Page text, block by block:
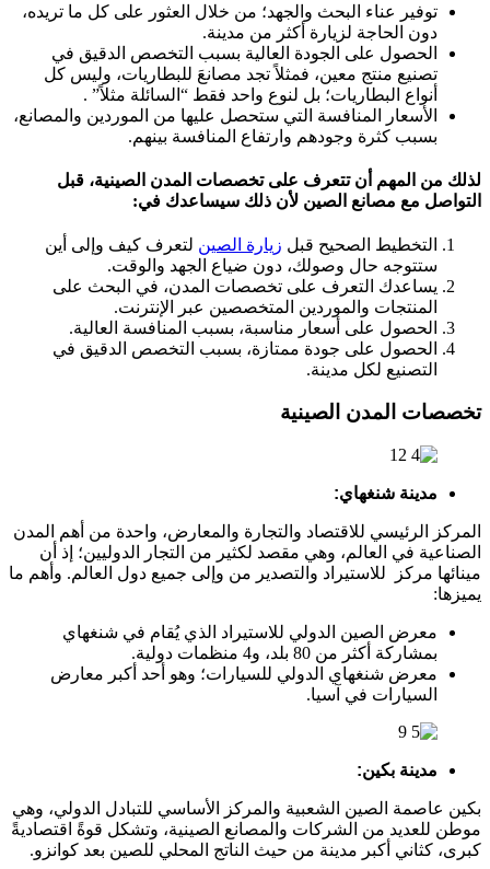
توفير عناء البحث والجهد؛ من خلال العثور على كل ما تريده،
دون الحاجة لزيارة أكثر من مدينة.
الحصول على الجودة العالية بسبب التخصص الدقيق في
تصنيع منتج معين، فمثلاً تجد مصانعَ للبطاريات، وليس كل
أنواع البطاريات؛ بل لنوع واحد فقط “السائلة مثلاً” .
الأسعار المنافسة التي ستحصل عليها من الموردين والمصانع،
بسبب كثرة وجودهم وارتفاع المنافسة بينهم.
لذلك من المهم أن تتعرف على تخصصات المدن الصينية، قبل
التواصل مع مصانع الصين لأن ذلك سيساعدك في:
التخطيط الصحيح قبل زيارة الصين لتعرف كيف وإلى أين
ستتوجه حال وصولك، دون ضياع الجهد والوقت.
يساعدك التعرف على تخصصات المدن، في البحث على
المنتجات والموردين المتخصصين عبر الإنترنت.
الحصول على أسعار مناسبة، بسبب المنافسة العالية.
الحصول على جودة ممتازة، بسبب التخصص الدقيق في
التصنيع لكل مدينة.
تخصصات المدن الصينية
مدينة شنغهاي:
المركز الرئيسي للاقتصاد والتجارة والمعارض، واحدة من أهم المدن
الصناعية في العالم، وهي مقصد لكثير من التجار الدوليين؛ إذ أن
مينائها مركز للاستيراد والتصدير من وإلى جميع دول العالم. وأهم ما
يميزها:
معرض الصين الدولي للاستيراد الذي يُقام في شنغهاي
بمشاركة أكثر من 80 بلد، و4 منظمات دولية.
معرض شنغهاي الدولي للسيارات؛ وهو أحد أكبر معارض
السيارات في آسيا.
مدينة بكين:
بكين عاصمة الصين الشعبية والمركز الأساسي للتبادل الدولي، وهي
موطن للعديد من الشركات والمصانع الصينية، وتشكل قوةً اقتصاديةً
كبرى، كثاني أكبر مدينة من حيث الناتج المحلي للصين بعد كوانزو.